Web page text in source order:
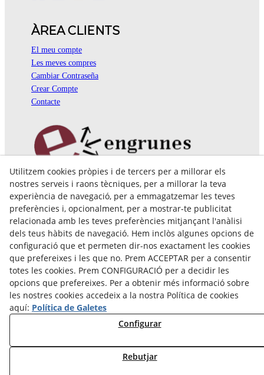
ÀREA CLIENTS
El meu compte
Les meves compres
Cambiar Contraseña
Crear Compte
Contacte
Pol. Ind. Coll de Montcada
Cr. Roca Plana, 14-16
08110 Montcada i Reixac (Barcelona)
935 829 999
engrunes@engrunes.org
Utilitzem cookies pròpies i de tercers per a millorar els
nostres serveis i raons tècniques, per a millorar la teva
experiència de navegació, per a emmagatzemar les teves
preferències i, opcionalment, per a mostrar-te publicitat
relacionada amb les teves preferències mitjançant l'anàlisi
dels teus hàbits de navegació. Hem inclòs algunes opcions de
configuració que et permeten dir-nos exactament les cookies
que prefereixes i les que no. Prem ACCEPTAR per a consentir
totes les cookies. Prem CONFIGURACIÓ per a decidir les
opcions que prefereixes. Per a obtenir més informació sobre
les nostres cookies accedeix a la nostra Política de cookies
aquí: Política de Galetes
Configurar
Rebutjar